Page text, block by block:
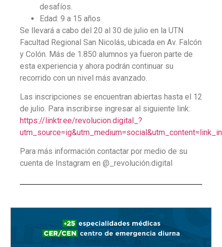
desafíos.
Edad: 9 a 15 años
Se llevará a cabo del 20 al 30 de julio en la UTN
Facultad Regional San Nicolás, ubicada en Av. Falcón
y Colón. Más de 1.850 alumnos ya fueron parte de
esta experiencia y ahora podrán continuar su
recorrido con un nivel más avanzado.
Las inscripciones se encuentran abiertas hasta el 12
de julio. Para inscribirse ingresar al siguiente link:
https://linktr.ee/revolucion.digital_?
Para más información contactar por medio de su
cuenta de Instagram en @_revolución.digital